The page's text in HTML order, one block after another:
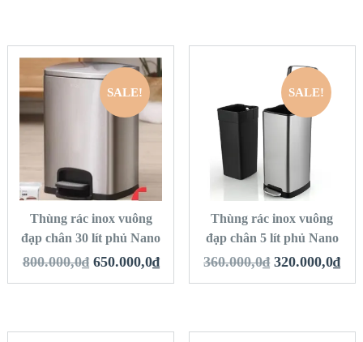
SALE!
QUICK LOOK
THÊM VÀO GIỎ
HÀNG
Thùng rác inox vuông
đạp chân 30 lít phủ Nano
800.000,0₫ 650.000,0₫
SALE!
QUICK LOOK
VIEW DETAILS
THÊM VÀO GIỎ
HÀNG
Thùng rác inox vuông
đạp chân 5 lít phủ Nano
360.000,0₫ 320.000,0₫